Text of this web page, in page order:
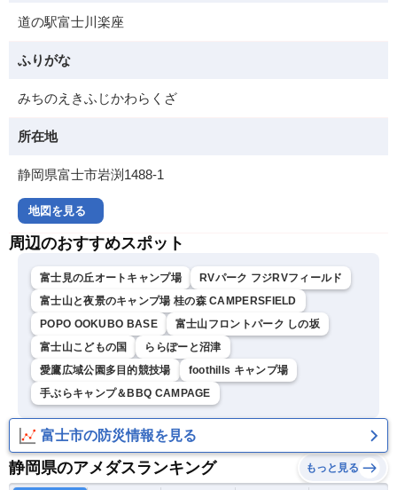
道の駅富士川楽座
ふりがな
みちのえきふじかわらくざ
所在地
静岡県富士市岩渕1488-1
地図を見る
周辺のおすすめスポット
富士見の丘オートキャンプ場
RVパーク フジRVフィールド
富士山と夜景のキャンプ場 桂の森 CAMPERSFIELD
POPO OOKUBO BASE
富士山フロントパーク しの坂
富士山こどもの国
ららぽーと沼津
愛鷹広域公園多目的競技場
foothills キャンプ場
手ぶらキャンプ＆BBQ CAMPAGE
富士市の防災情報を見る
静岡県のアメダスランキング もっと見る